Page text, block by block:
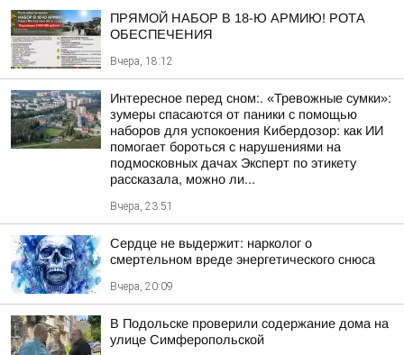
ПРЯМОЙ НАБОР В 18-Ю АРМИЮ! РОТА
ОБЕСПЕЧЕНИЯ
Вчера, 18:12
Интересное перед сном:. «Тревожные сумки»:
зумеры спасаются от паники с помощью
наборов для успокоения Кибердозор: как ИИ
помогает бороться с нарушениями на
подмосковных дачах Эксперт по этикету
рассказала, можно ли...
Вчера, 23:51
Сердце не выдержит: нарколог о
смертельном вреде энергетического снюса
Вчера, 20:09
В Подольске проверили содержание дома на
улице Симферопольской